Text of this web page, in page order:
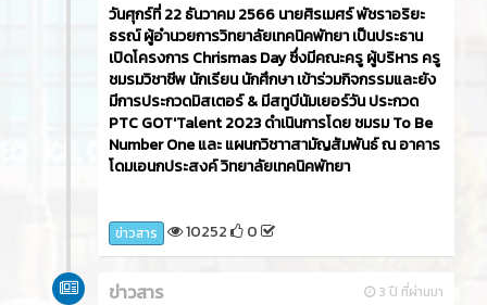
วันศุกร์ที่ 22 ธันวาคม 2566​ นายศิรเมศร์ พัชราอริยะ
ธรณ์ ผู้อำนวยการวิทยาลัยเทคนิคพัทยา เป็นประธาน
เปิดโครงการ Chrismas Day ซึ่งมีคณะครู ผู้บริหาร ครู
ชมรมวิชาชีพ นักเรียน นักศึกษา เข้าร่วมกิจกรรมและยัง
มีการประกวดมิสเตอร์ & มีสทูบีนัมเยอร์วัน ประกวด
PTC GOT'Talent 2023 ดำเนินการโดย ชมรม To Be
Number One และ แผนกวิชาาสามัญสัมพันธ์ ณ อาคาร
โดมเอนกประสงค์ วิทยาลัยเทคนิคพัทยา
ข่าวสาร 10252 0
3 ปี ที่ผ่านมา
ข่าวสาร